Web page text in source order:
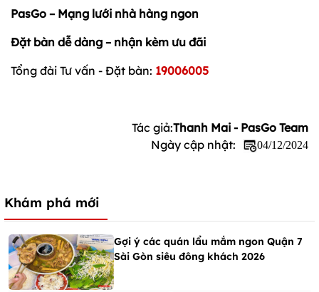
PasGo – Mạng lưới nhà hàng ngon
Đặt bàn dễ dàng – nhận kèm ưu đãi
Tổng đài Tư vấn - Đặt bàn: 19006005
Tác giả:Thanh Mai - PasGo Team
Ngày cập nhật:
04/12/2024
Khám phá mới
Gợi ý các quán lẩu mắm ngon Quận 7
Sài Gòn siêu đông khách 2026